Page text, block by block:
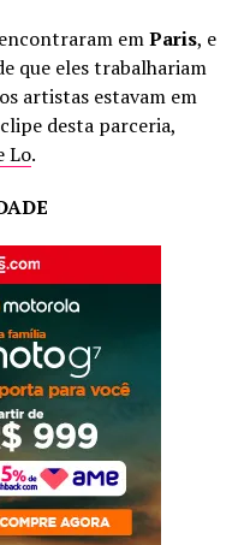
emParis, e
que eles trabalhariam
artistas estavam em
desta parceria,
Lo.